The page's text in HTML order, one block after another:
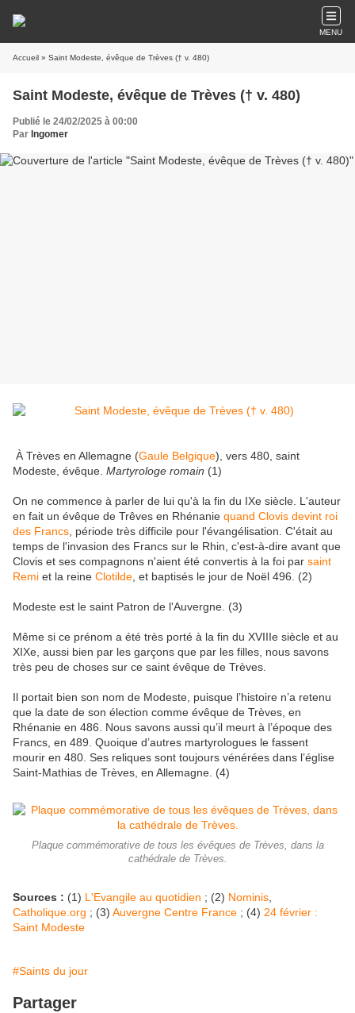
MENU
Accueil » Saint Modeste, évêque de Trèves († v. 480)
Saint Modeste, évêque de Trèves († v. 480)
Publié le 24/02/2025 à 00:00
Par Ingomer
À Trèves en Allemagne (Gaule Belgique), vers 480, saint
Modeste, évêque. Martyrologe romain (1)
On ne commence à parler de lui qu'à la fin du IXe siècle. L'auteur
en fait un évêque de Trêves en Rhénanie quand Clovis devint roi
des Francs , période très difficile pour l'évangélisation. C'était au
temps de l'invasion des Francs sur le Rhin, c'est-à-dire avant que
Clovis et ses compagnons n'aient été convertis à la foi par saint
Remi et la reine Clotilde , et baptisés le jour de Noël 496. (2)
Modeste est le saint Patron de l'Auvergne. (3)
Même si ce prénom a été très por­té à la fin du XVIIIe siècle et au
XIXe, aussi bien par les garçons que par les filles, nous savons
très peu de choses sur ce saint évêque de Trèves.
Il portait bien son nom de Modeste, puisque l’histoire n’a retenu
que la date de son élection comme évêque de Trèves, en
Rhénanie en 486. Nous savons aussi qu’il meurt à l’époque des
Francs, en 489. Quoique d’autres martyrologues le fassent
mourir en 480. Ses reliques sont toujours vénérées dans l’église
Saint-Mathias de Trèves, en Allemagne. (4)
Plaque commémorative de tous les évêques de Trèves, dans la
cathédrale de Trèves.
Sources : (1) L'Evangile au quotidien ; (2) Nominis
Catholique.org ; (3) Auvergne Centre France ; (4) 24 février :
Saint Modeste
#Saints du jour
Partager